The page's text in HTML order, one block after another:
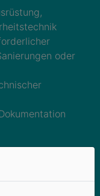
oder